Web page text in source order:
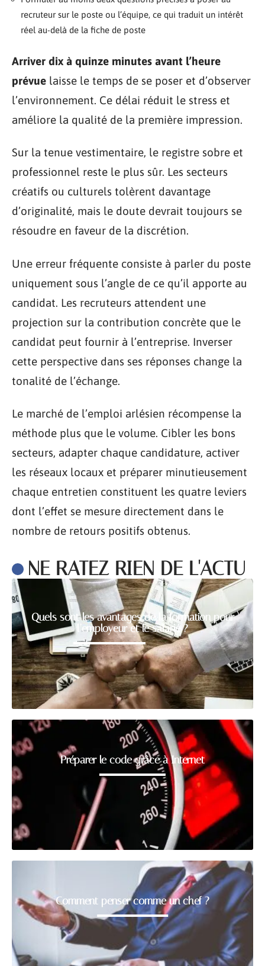
recruteur sur le poste ou l’équipe, ce qui traduit un intérêt
réel au-delà de la fiche de poste
Arriver dix à quinze minutes avant l’heure
prévue laisse le temps de se poser et d’observer
l’environnement. Ce délai réduit le stress et
améliore la qualité de la première impression.
Sur la tenue vestimentaire, le registre sobre et
professionnel reste le plus sûr. Les secteurs
créatifs ou culturels tolèrent davantage
d’originalité, mais le doute devrait toujours se
résoudre en faveur de la discrétion.
Une erreur fréquente consiste à parler du poste
uniquement sous l’angle de ce qu’il apporte au
candidat. Les recruteurs attendent une
projection sur la contribution concrète que le
candidat peut fournir à l’entreprise. Inverser
cette perspective dans ses réponses change la
tonalité de l’échange.
Le marché de l’emploi arlésien récompense la
méthode plus que le volume. Cibler les bons
secteurs, adapter chaque candidature, activer
les réseaux locaux et préparer minutieusement
chaque entretien constituent les quatre leviers
dont l’effet se mesure directement dans le
nombre de retours positifs obtenus.
NE RATEZ RIEN DE L'ACTU
Quels sont les avantages de la formation pour
l’employeur et le salarié ?
Préparer le code grâce à Internet
Comment penser comme un chef ?